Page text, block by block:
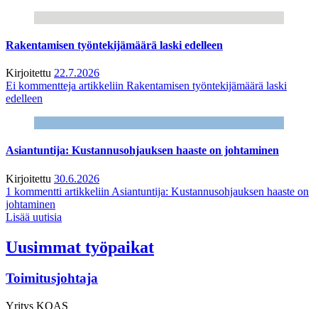
Rakentamisen työntekijämäärä laski edelleen
Kirjoitettu 22.7.2026
Ei kommentteja artikkeliin Rakentamisen työntekijämäärä laski
edelleen
Asiantuntija: Kustannusohjauksen haaste on johtaminen
Kirjoitettu 30.6.2026
1 kommentti artikkeliin Asiantuntija: Kustannusohjauksen haaste on
johtaminen
Lisää uutisia
Uusimmat työpaikat
Toimitusjohtaja
Yritys KOAS